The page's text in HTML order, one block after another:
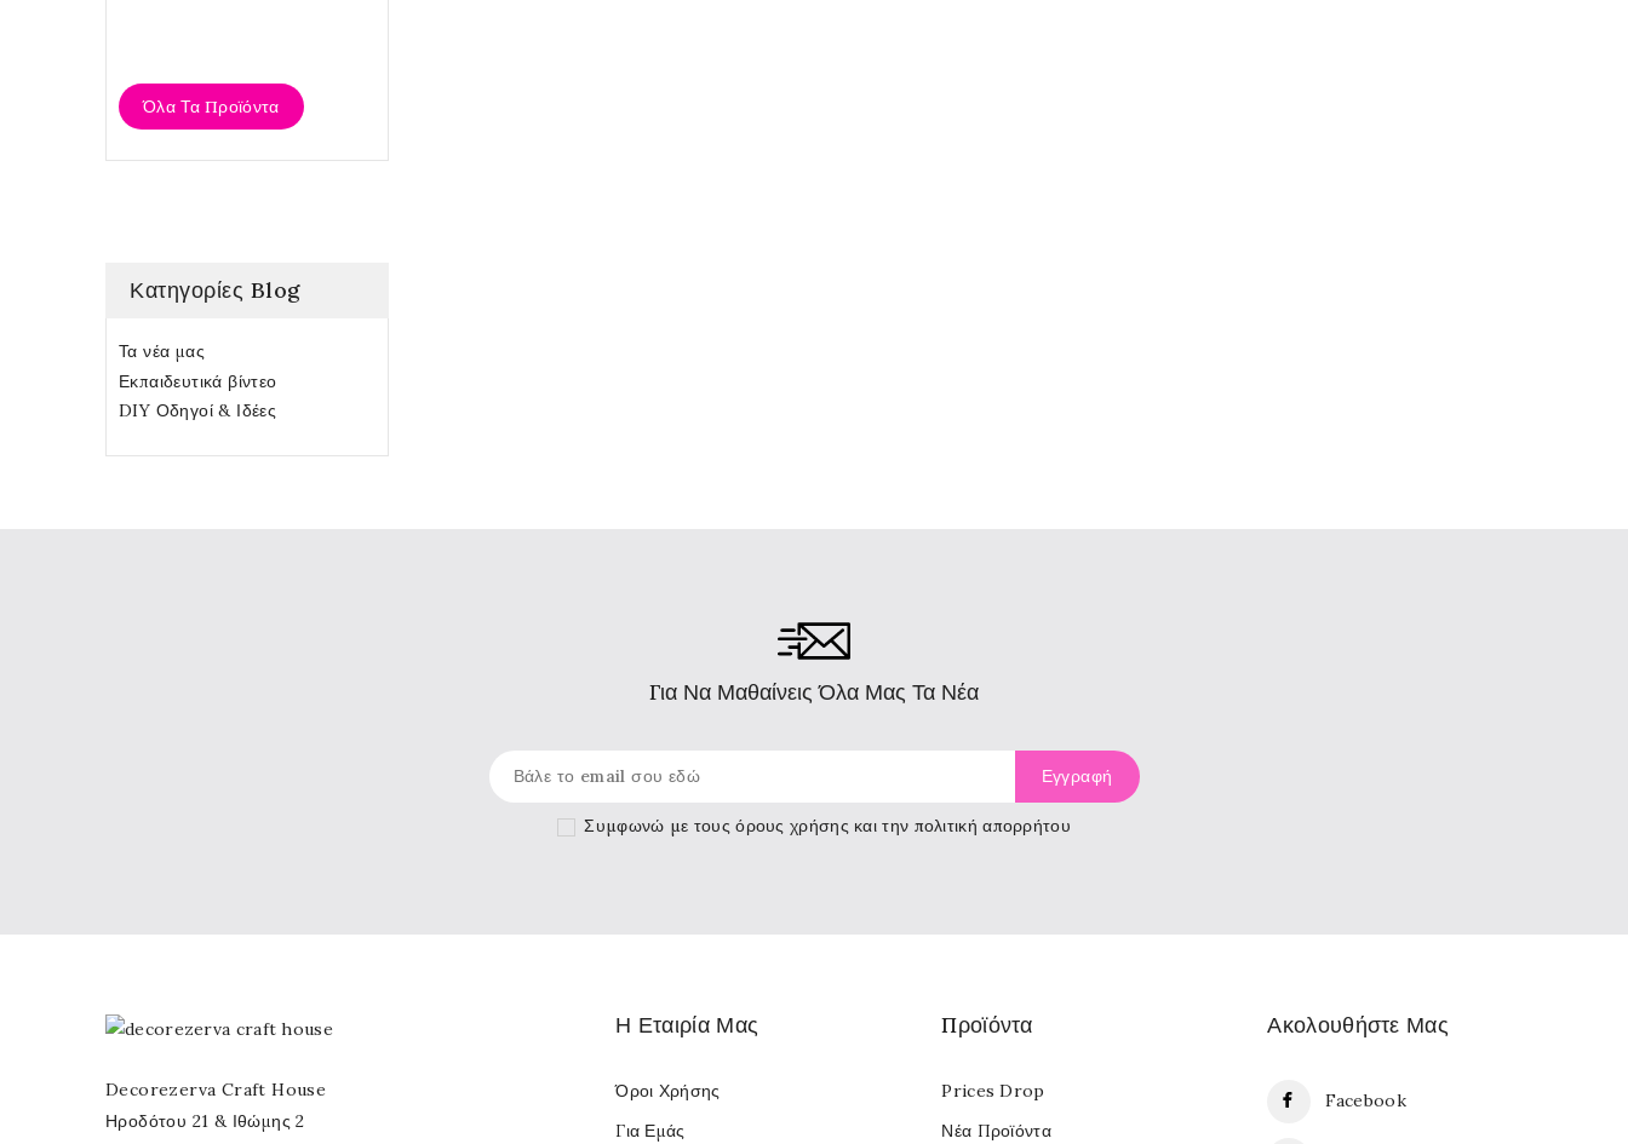
Όλα Τα Προϊόντα
Κατηγορίες Blog
Τα νέα μας
Εκπαιδευτικά βίντεο
DIY Οδηγοί & Ιδέες
Για Να Μαθαίνεις Όλα Μας Τα Νέα
Συμφωνώ με τουςόρους χρήσης και την πολιτική απορρήτου
Ακολουθήστε Μας
Facebook
Decorezerva Craft House
Ηροδότου 21 & Ιθώμης 2
Προϊόντα
Prices Drop
Νέα Προϊόντα
Η Εταιρία Μας
Όροι Χρήσης
Για Εμάς